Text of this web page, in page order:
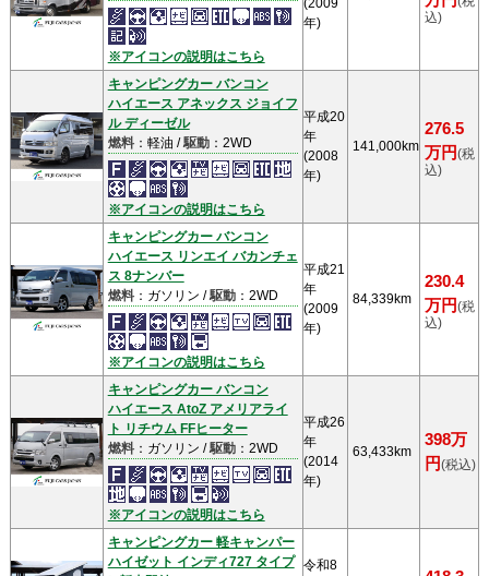
※アイコンの説明はこちら
(2009
年)
込)
キャンピングカー バンコン
ハイエース アネックス ジョイフ
ル ディーゼル
燃料：軽油 /駆動：2WD
※アイコンの説明はこちら
平成20
年
(2008
年)
141,000km
276.5
万円(税
込)
キャンピングカー バンコン
ハイエース リンエイ バカンチェ
ス 8ナンバー
燃料：ガソリン /駆動：2WD
※アイコンの説明はこちら
平成21
年
(2009
年)
84,339km
230.4
万円(税
込)
キャンピングカー バンコン
ハイエース AtoZ アメリアライ
ト リチウム FFヒーター
燃料：ガソリン /駆動：2WD
※アイコンの説明はこちら
平成26
年
(2014
年)
63,433km
398万
円(税込)
キャンピングカー 軽キャンパー
ハイゼット インディ727 タイプ 令和8